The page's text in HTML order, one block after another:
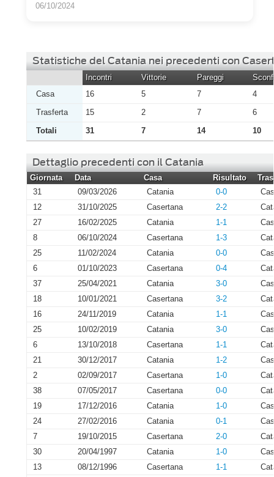
06/10/2024
Statistiche del Catania nei precedenti con
Incontri Vittorie Pareggi
Casa
16 5 7
4
Trasferta
15 2 7
6
Totali
31 7 14 10
Dettaglio precedenti con il Catania
Giornata Data Casa Risultato
31
09/03/2026 Catania 0-0
12
31/10/2025 Casertana 2-2
27
16/02/2025 Catania 1-1
8
06/10/2024 Casertana 1-3
25
11/02/2024 Catania 0-0
6
01/10/2023 Casertana 0-4
37
25/04/2021 Catania 3-0
18
10/01/2021 Casertana 3-2
16
24/11/2019 Catania 1-1
25
10/02/2019 Catania 3-0
6
13/10/2018 Casertana 1-1
21
30/12/2017 Catania 1-2
2
02/09/2017 Casertana 1-0
38
07/05/2017 Casertana 0-0
19
17/12/2016 Catania 1-0
24
27/02/2016 Catania 0-1
7
19/10/2015 Casertana 2-0
30
20/04/1997 Catania 1-0
13
08/12/1996 Casertana 1-1